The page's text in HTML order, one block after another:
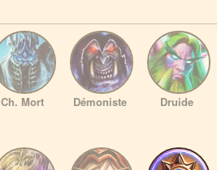
Ch. Mort Démoniste Druide